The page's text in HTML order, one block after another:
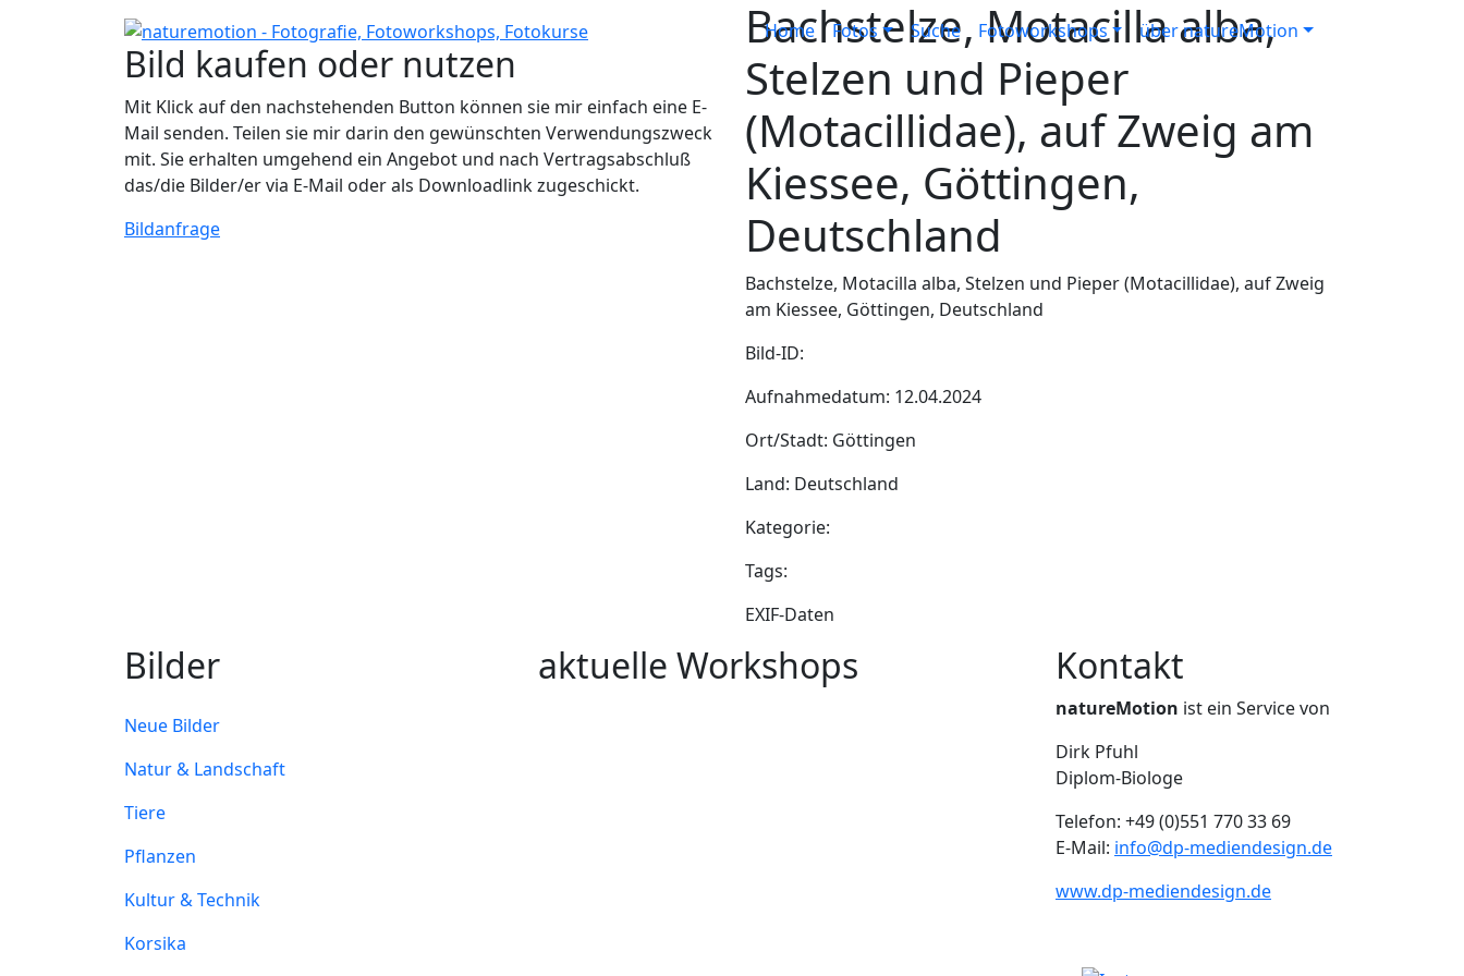
Home Fotos Suche Fotoworkshops über natureMotion
Bild kaufen oder nutzen
Mit Klick auf den nachstehenden Button können sie mir einfach eine E-
Mail senden. Teilen sie mir darin den gewünschten Verwendungszweck
mit. Sie erhalten umgehend ein Angebot und nach Vertragsabschluß
das/die Bilder/er via E-Mail oder als Downloadlink zugeschickt.
Bildanfrage
Bachstelze, Motacilla alba,
Stelzen und Pieper
(Motacillidae), auf Zweig am
Kiessee, Göttingen,
Deutschland
Bachstelze, Motacilla alba, Stelzen und Pieper (Motacillidae), auf Zweig
am Kiessee, Göttingen, Deutschland
Bild-ID:
Aufnahmedatum: 12.04.2024
Ort/Stadt: Göttingen
Land: Deutschland
Kategorie:
Tags:
EXIF-Daten
Bilder
Neue Bilder
Natur & Landschaft
Tiere
Pflanzen
Kultur & Technik
Korsika
aktuelle Workshops Kontakt
natureMotion ist ein Service von
Dirk Pfuhl
Diplom-Biologe
Telefon: +49 (0)551 770 33 69
E-Mail: info@dp-mediendesign.de
www.dp-mediendesign.de